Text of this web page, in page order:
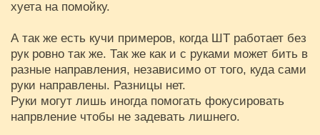
хуета на помойку.
А так же есть кучи примеров, когда ШТ работает без
рук ровно так же. Так же как и с руками может бить в
разные направления, независимо от того, куда сами
руки направлены. Разницы нет.
Руки могут лишь иногда помогать фокусировать
напрвление чтобы не задевать лишнего.